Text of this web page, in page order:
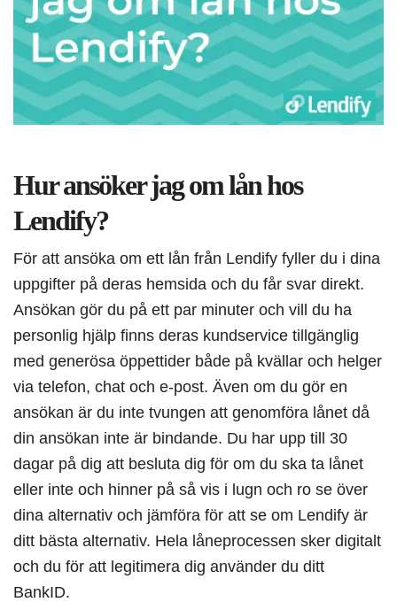
Hur ansöker jag om lån hos
Lendify?
För att ansöka om ett lån från Lendify fyller du i dina
uppgifter på deras hemsida och du får svar direkt.
Ansökan gör du på ett par minuter och vill du ha
personlig hjälp finns deras kundservice tillgänglig
med generösa öppettider både på kvällar och helger
via telefon, chat och e-post. Även om du gör en
ansökan är du inte tvungen att genomföra lånet då
din ansökan inte är bindande. Du har upp till 30
dagar på dig att besluta dig för om du ska ta lånet
eller inte och hinner på så vis i lugn och ro se över
dina alternativ och jämföra för att se om Lendify är
ditt bästa alternativ. Hela låneprocessen sker digitalt
och du för att legitimera dig använder du ditt
BankID.